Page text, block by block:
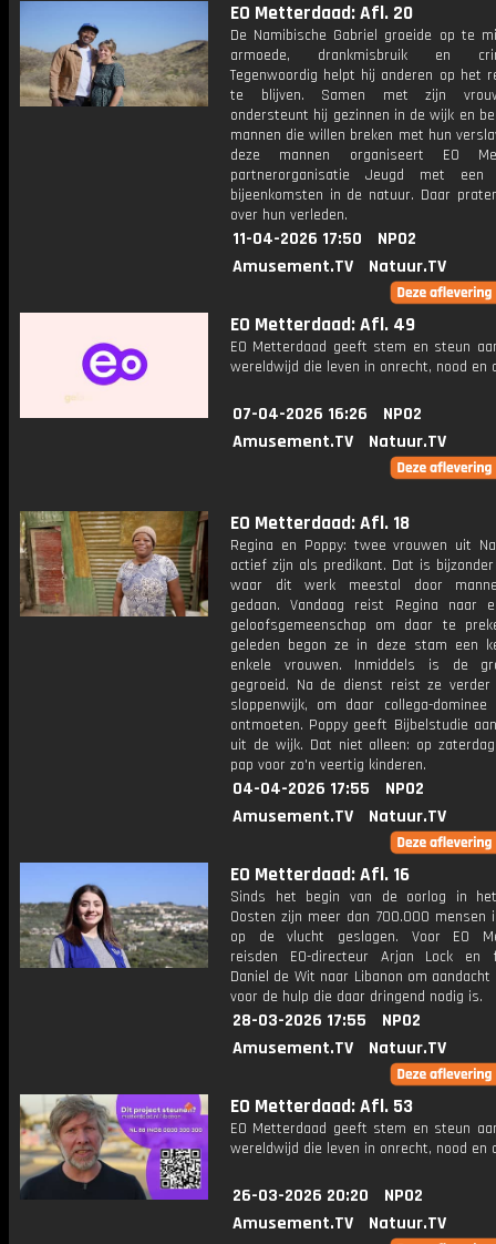
EO Metterdaad: Afl. 20
De Namibische Gabriel groeide op te
armoede, drankmisbruik en
Tegenwoordig helpt hij anderen op het
te blijven. Samen met zijn
ondersteunt hij gezinnen in de wijk en
mannen die willen breken met hun
deze mannen organiseert EO
partnerorganisatie Jeugd met een
bijeenkomsten in de natuur. Daar
over hun verleden.
11-04-2026 17:50
NPO2
Amusement.TV
Natuur.TV
EO Metterdaad: Afl. 49
EO Metterdaad geeft stem en steun
wereldwijd die leven in onrecht, nood en
07-04-2026 16:26
NPO2
Amusement.TV
Natuur.TV
EO Metterdaad: Afl. 18
Regina en Poppy: twee vrouwen uit
actief zijn als predikant. Dat is
waar dit werk meestal door
gedaan. Vandaag reist Regina naar
geloofsgemeenschap om daar te
geleden begon ze in deze stam een
enkele vrouwen. Inmiddels is de
gegroeid. Na de dienst reist ze verder
sloppenwijk, om daar collega-
ontmoeten. Poppy geeft Bijbelstudie
uit de wijk. Dat niet alleen: op
pap voor zo'n veertig kinderen.
04-04-2026 17:55
NPO2
Amusement.TV
Natuur.TV
EO Metterdaad: Afl. 16
Sinds het begin van de oorlog in
Oosten zijn meer dan 700.000 mensen
op de vlucht geslagen. Voor EO
reisden EO-directeur Arjan Lock en
Daniel de Wit naar Libanon om
voor de hulp die daar dringend nodig is.
28-03-2026 17:55
NPO2
Amusement.TV
Natuur.TV
EO Metterdaad: Afl. 53
EO Metterdaad geeft stem en steun
wereldwijd die leven in onrecht, nood en
26-03-2026 20:20
NPO2
Amusement.TV
Natuur.TV